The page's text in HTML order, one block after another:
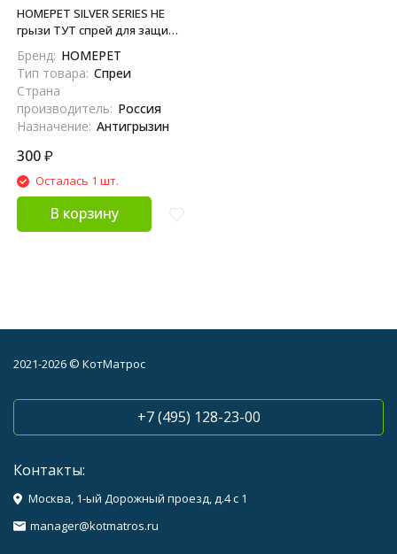
HOMEPET SILVER SERIES НЕ
грызи ТУТ спрей для защиты
Бренд: HOMEPET
Тип товара: Спреи
Страна
производитель: Россия
Назначение: Антигрызин
300₽
Осталась 1 шт.
В корзину
2021-2026 © КотМатрос
+7 (495) 128-23-00
Контакты:
Москва, 1-ый Дорожный проезд, д.4 с 1
manager@kotmatros.ru